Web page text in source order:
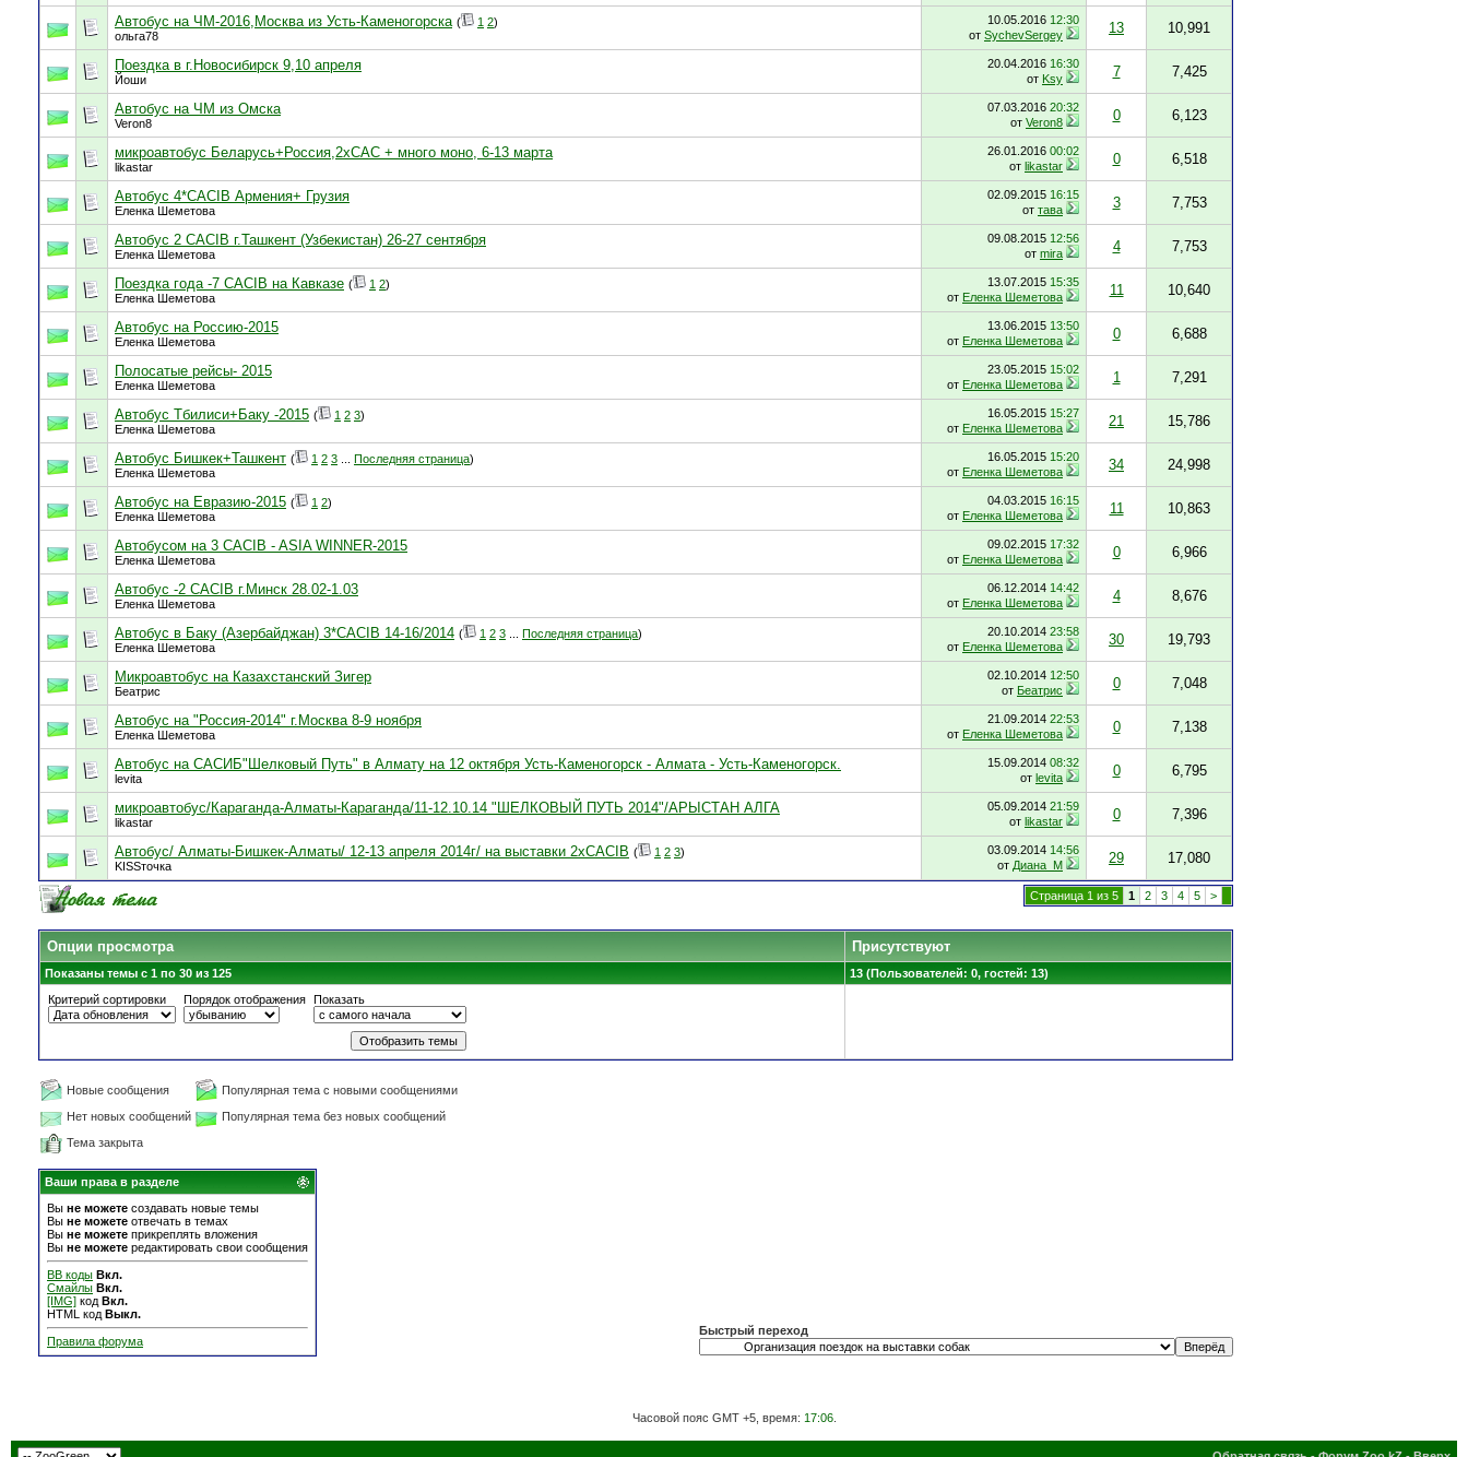
Автобус на ЧМ-2016,Москва из Усть-Каменогорска ( 1 2)
ольга78
10.05.2016 12:30
от SychevSergey 13 10,991
Поездка в г.Новосибирск 9,10 апреля
Йоши
20.04.2016 16:30
от Ksy 7 7,425
Автобус на ЧМ из Омска
Veron8
07.03.2016 20:32
от Veron8 0 6,123
микроавтобус Беларусь+Россия,2хСАС + много моно, 6-13 марта
likastar
26.01.2016 00:02
от likastar 0 6,518
Автобус 4*СACIB Армения+ Грузия
Еленка Шеметова
02.09.2015 16:15
от тава 3 7,753
Автобус 2 СACIB г.Ташкент (Узбекистан) 26-27 сентября
Еленка Шеметова
09.08.2015 12:56
от mira 4 7,753
Поездка года -7 CACIB на Кавказе ( 1 2)
Еленка Шеметова
13.07.2015 15:35
от Еленка Шеметова 11 10,640
Автобус на Россию-2015
Еленка Шеметова
13.06.2015 13:50
от Еленка Шеметова 0 6,688
Полосатые рейсы- 2015
Еленка Шеметова
23.05.2015 15:02
от Еленка Шеметова 1 7,291
Автобус Тбилиси+Баку -2015 ( 1 2 3)
Еленка Шеметова
16.05.2015 15:27
от Еленка Шеметова 21 15,786
Автобус Бишкек+Ташкент ( 1 2 3 Последняя страница)
Еленка Шеметова
16.05.2015 15:20
от Еленка Шеметова 34 24,998
Автобус на Евразию-2015 ( 1 2)
Еленка Шеметова
04.03.2015 16:15
от Еленка Шеметова 11 10,863
Автобусом на 3 CACIB - ASIA WINNER-2015
Еленка Шеметова
09.02.2015 17:32
от Еленка Шеметова 0 6,966
Автобус -2 САСIB г.Минск 28.02-1.03
Еленка Шеметова
06.12.2014 14:42
от Еленка Шеметова 4 8,676
Автобус в Баку (Азербайджан) 3*САСIB 14-16/2014 ( 1 2 3 Последняя страница)
Еленка Шеметова
20.10.2014 23:58
от Еленка Шеметова 30 19,793
Микроавтобус на Казахстанский Зигер
Беатрис
02.10.2014 12:50
от Беатрис 0 7,048
Автобус на "Россия-2014" г.Москва 8-9 ноября
Еленка Шеметова
21.09.2014 22:53
от Еленка Шеметова 0 7,138
Автобус на САСИБ"Шелковый Путь" в Алмату на 12 октября Усть-Каменогорск - Алмата - Усть-Каменогорск.
levita
15.09.2014 08:32
от levita 0 6,795
микроавтобус/Караганда-Алматы-Караганда/11-12.10.14 "ШЕЛКОВЫЙ ПУТЬ 2014"/АРЫСТАН АЛГА
likastar
05.09.2014 21:59
от likastar 0 7,396
Автобус/ Алматы-Бишкек-Алматы/ 12-13 апреля 2014г/ на выставки 2хCACIB ( 1 2 3)
KISSточка
03.09.2014 14:56
от Диана_М 29 17,080
Страница 1 из 5 1 2 3 4 5 >
Опции просмотра Присутствуют
Показаны темы с 1 по 30 из 125
13 (Пользователей: 0, гостей: 13)
Критерий сортировки
Порядок отображения Показать
Новые сообщения
Популярная тема с новыми сообщениями
Нет новых сообщений
Популярная тема без новых сообщений
Тема закрыта
Ваши права в разделе
Вы не можете создавать новые темы
Вы не можете отвечать в темах
Вы не можете прикреплять вложения
Вы не можете редактировать свои сообщения
BB коды Вкл.
Смайлы Вкл.
[IMG] код Вкл.
HTML код Выкл.
Правила форума
Быстрый переход
Часовой пояс GMT +5, время: 17:06.